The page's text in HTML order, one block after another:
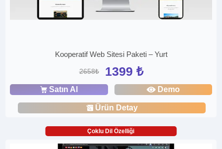
Kooperatif Web Sitesi Paketi – Yurt
2658₺ 1399 ₺
Satın Al Demo
Ürün Detay
Çoklu Dil Özelliği